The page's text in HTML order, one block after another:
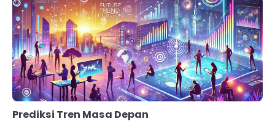
Prediksi Tren Masa Depan